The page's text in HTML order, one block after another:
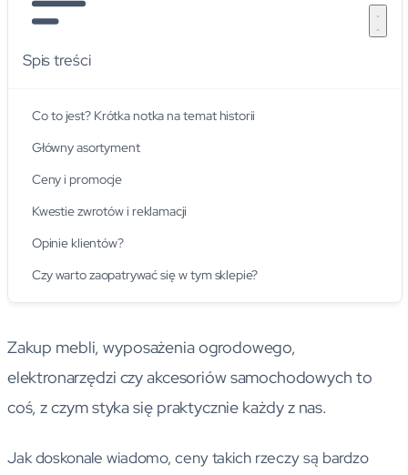
Spis treści
Co to jest? Krótka notka na temat historii
Główny asortyment
Ceny i promocje
Kwestie zwrotów i reklamacji
Opinie klientów?
Czy warto zaopatrywać się w tym sklepie?
Zakup mebli, wyposażenia ogrodowego,
elektronarzędzi czy akcesoriów samochodowych to
coś, z czym styka się praktycznie każdy z nas.
Jak doskonale wiadomo, ceny takich rzeczy są bardzo